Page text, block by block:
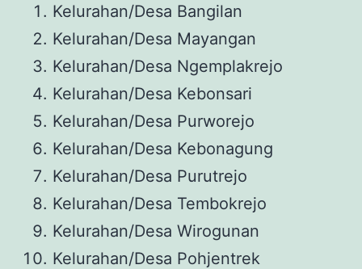
Kelurahan/Desa Bangilan
Kelurahan/Desa Mayangan
Kelurahan/Desa Ngemplakrejo
Kelurahan/Desa Kebonsari
Kelurahan/Desa Purworejo
Kelurahan/Desa Kebonagung
Kelurahan/Desa Purutrejo
Kelurahan/Desa Tembokrejo
Kelurahan/Desa Wirogunan
Kelurahan/Desa Pohjentrek